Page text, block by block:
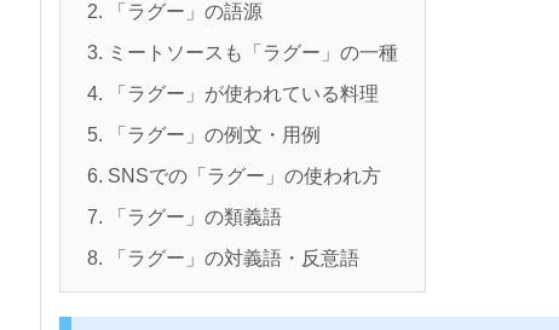
2. 「ラグー」の語源
3. ミートソースも「ラグー」の一種
4. 「ラグー」が使われている料理
5. 「ラグー」の例文・用例
6. SNSでの「ラグー」の使われ方
7. 「ラグー」の類義語
8. 「ラグー」の対義語・反意語